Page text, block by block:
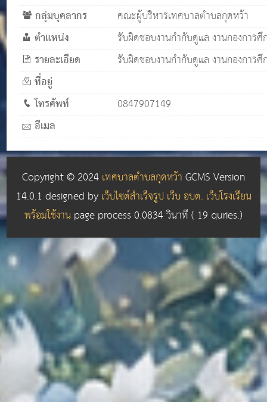
กลุ่มบุคลากร คณะผู้บริหารเทศบาลตำบลกุดหว้า
ตำแหน่ง รับผิดชอบงานกำกับดูแล งานกองการ
รายละเอียด รับผิดชอบงานกำกับดูแล งานกองการ
ที่อยู่
โทรศัพท์
0847907149
อีเมล
Copyright © 2024เทศบาลตำบลกุดหว้าGCMS Version
14.0.1 designed byเว็บไซต์สำเร็จรูป เว็บ อบต. เว็บโรงเรียน
พร้อมใช้งานpage process0.0834วินาที ( 19 quries.)